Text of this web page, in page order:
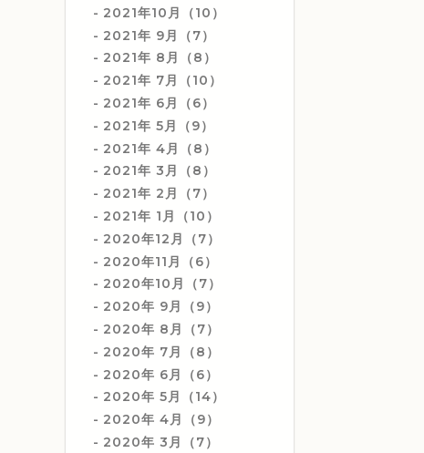
2021年10月（10）
2021年 9月（7）
2021年 8月（8）
2021年 7月（10）
2021年 6月（6）
2021年 5月（9）
2021年 4月（8）
2021年 3月（8）
2021年 2月（7）
2021年 1月（10）
2020年12月（7）
2020年11月（6）
2020年10月（7）
2020年 9月（9）
2020年 8月（7）
2020年 7月（8）
2020年 6月（6）
2020年 5月（14）
2020年 4月（9）
2020年 3月（7）